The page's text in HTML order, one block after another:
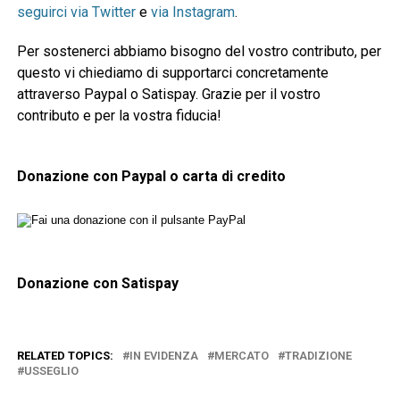
seguirci via Twittere via Instagram.
Per sostenerci abbiamo bisogno del vostro contributo, per
questo vi chiediamo di supportarci concretamente
attraverso Paypal o Satispay. Grazie per il vostro
contributo e per la vostra fiducia!
Donazione con Paypal o carta di credito
Donazione con Satispay
RELATED TOPICS: IN EVIDENZA MERCATO
TRADIZIONE
USSEGLIO